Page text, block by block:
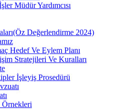
Müdür Yardımcısı
Değerlendirme 2024)
Hedef Ve Eylem Planı
Stratejileri Ve Kuralları
İşleyiş Prosedürü